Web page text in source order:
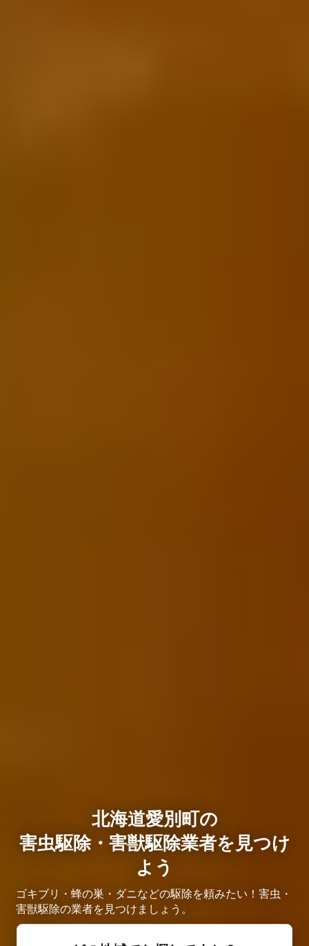
北海道愛別町の
害虫駆除・害獣駆除業者を見つけ
よう
ゴキブリ・蜂の巣・ダニなどの駆除を頼みたい！害虫・
害獣駆除の業者を見つけましょう。